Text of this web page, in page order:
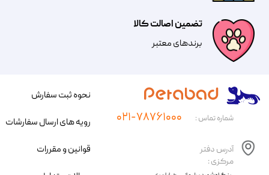
تضمین اصالت کالا
​​برندهای معتبر​​​​​​​
آدرس دفتر
مرکزی :
شماره تماس : ۰۲۱-۷۸۷۶۱۰۰۰
نحوه ثبت سفارش
رویه های ارسال سفارشات
قوانین و مقررات